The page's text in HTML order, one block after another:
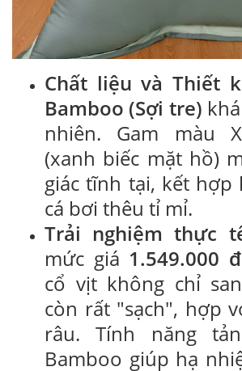
Chất liệu và Thiết
Bamboo (Sợi tre)
nhiên. Gam màu
(xanh biếc mặt hồ)
giác tĩnh tại, kết hợp
cá bơi thêu tỉ mỉ.
Trải nghiệm thực
mức giá 1.549.000 đ
cổ vịt không chỉ
còn rất "sạch", hợp
râu. Tính năng
Bamboo giúp hạ